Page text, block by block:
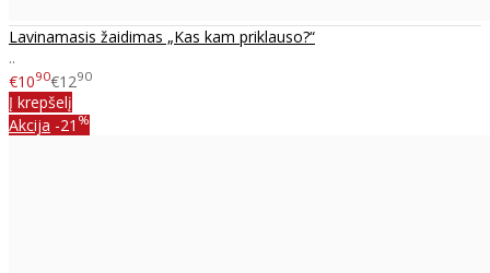
Lavinamasis žaidimas „Kas kam priklauso?“
..
€1090€1290
Į krepšelį
Akcija -21 %